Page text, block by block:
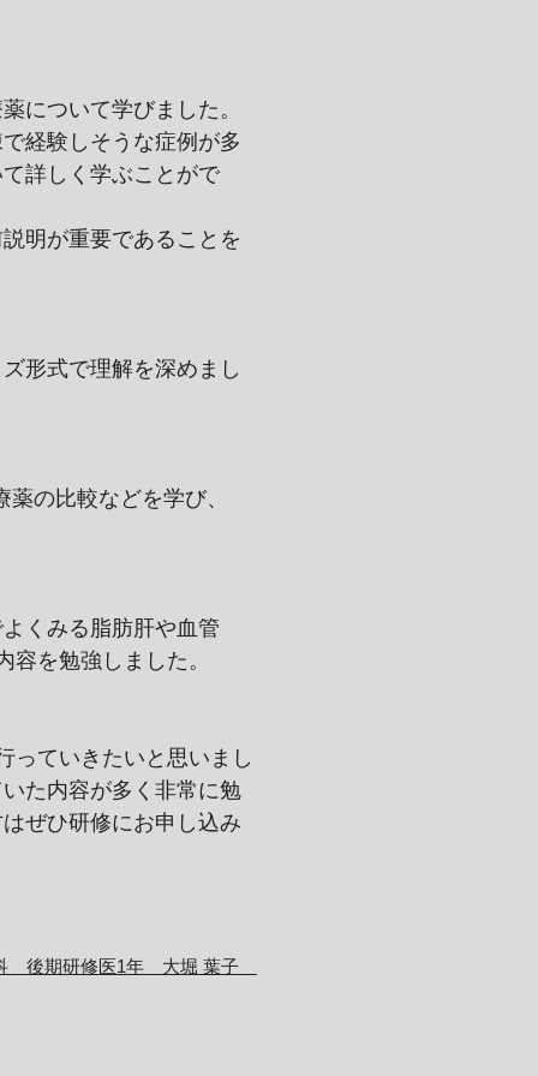
について学びました。
経験しそうな症例が多
詳しく学ぶことがで
明が重要であることを
形式で理解を深めまし
の比較などを学び、
くみる脂肪肝や血管
を勉強しました。
っていきたいと思いまし
た内容が多く非常に勉
ぜひ研修にお申し込み
後期研修医1年 大堀 葉子